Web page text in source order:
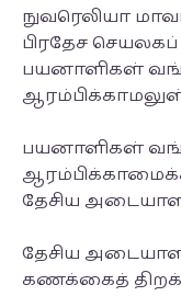
நுவரெலியா
பிரதேச செயலகப்
பயனாளிகள்
பயனாளிகள்
தேசிய
தேசிய
கணக்கைத் திறக்க